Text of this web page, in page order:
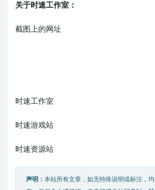
关于时速工作室：
截图上的网址
时速工作室
时速游戏站
时速资源站
声明： 本站所有文章，如无特殊说明或标注，